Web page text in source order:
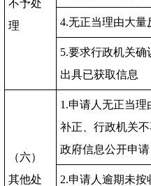
不予处
理
4.无正当理由大量
5.要求行政机关确
出具已获取信息
（六）
其他处
1.申请人无正当理
补正、行政机关
政府信息公开申请
2.申请人逾期未按